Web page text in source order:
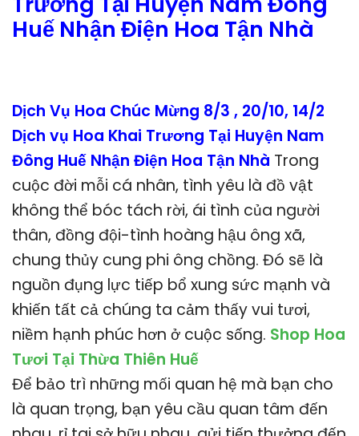
Huế Nhận Điện Hoa Tận Nhà
Dịch Vụ Hoa Chúc Mừng 8/3 , 20/10, 14/2
Dịch vụ Hoa Khai Trương Tại Huyện Nam
Đông Huế Nhận Điện Hoa Tận Nhà Trong
cuộc đời mỗi cá nhân, tình yêu là đồ vật
không thể bóc tách rời, ái tình của người
thân, đồng đội-tình hoàng hậu ông xã,
chung thủy cung phi ông chồng. Đó sẽ là
nguồn đụng lực tiếp bổ xung sức mạnh và
khiến tất cả chúng ta cảm thấy vui tươi,
niềm hạnh phúc hơn ở cuộc sống. Shop Hoa
Tươi Tại Thừa Thiên Huế
Để bảo trì những mối quan hệ mà bạn cho
là quan trọng, bạn yêu cầu quan tâm đến